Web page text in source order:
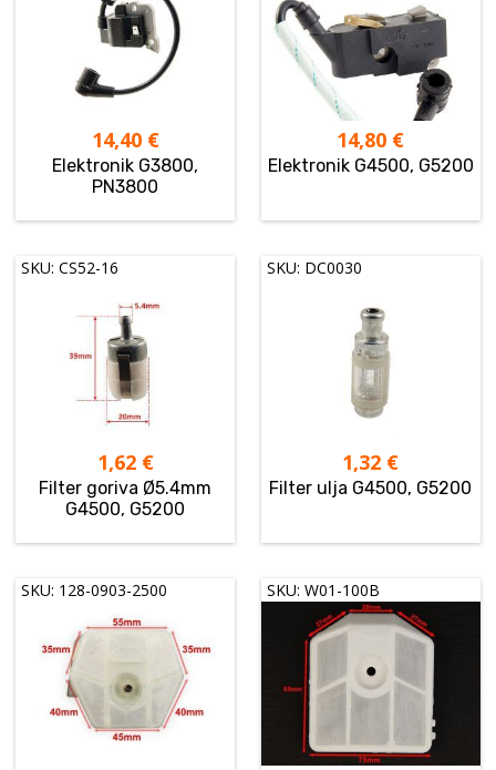
14,40 €
Elektronik G3800,
PN3800
14,80 €
Elektronik G4500, G5200
SKU: CS52-16
1,62 €
Filter goriva Ø5.4mm
G4500, G5200
SKU: DC0030
1,32 €
Filter ulja G4500, G5200
SKU: 128-0903-2500 SKU: W01-100B